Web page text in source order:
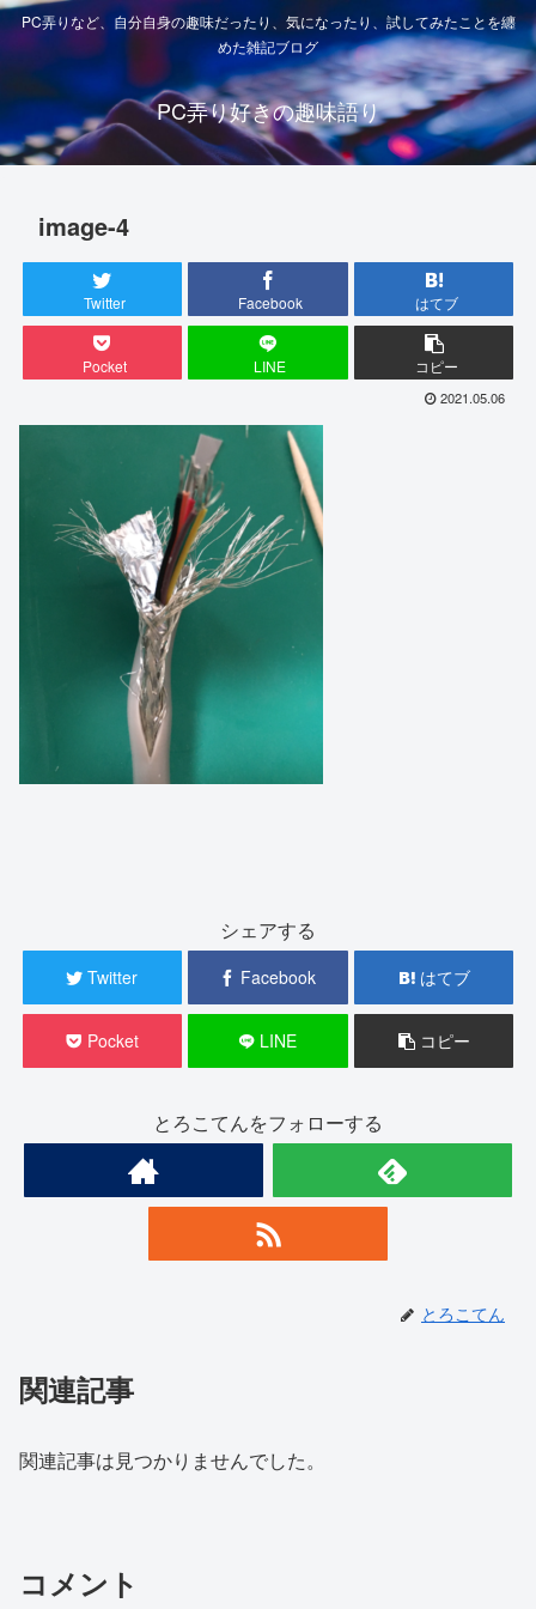
PC弄りなど、自分自身の趣味だったり、気になったり、試してみたことを纏
めた雑記ブログ
PC弄り好きの趣味語り
image-4
Twitter Facebook はてブ
Pocket LINE コピー
2021.05.06
シェアする
Twitter Facebook はてブ
Pocket LINE コピー
とろこてんをフォローする
とろこてん
関連記事
関連記事は見つかりませんでした。
コメント